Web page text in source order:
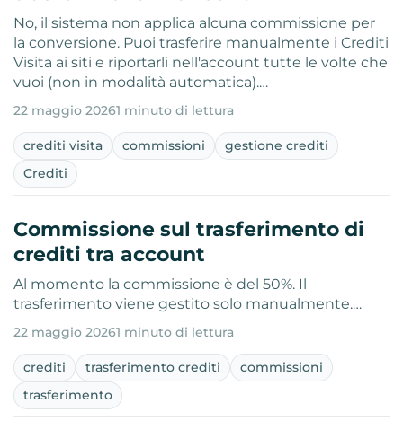
No, il sistema non applica alcuna commissione per
la conversione. Puoi trasferire manualmente i Crediti
Visita ai siti e riportarli nell'account tutte le volte che
vuoi (non in modalità automatica).…
22 maggio 20261 minuto di lettura
crediti visita commissioni
gestione crediti
Crediti
Commissione sul trasferimento di
crediti tra account
Al momento la commissione è del 50%. Il
trasferimento viene gestito solo manualmente.…
22 maggio 20261 minuto di lettura
crediti trasferimento crediti
commissioni
trasferimento